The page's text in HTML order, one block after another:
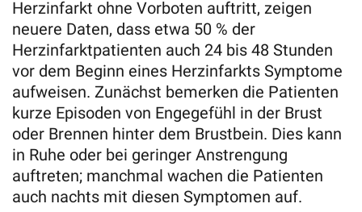
Herzinfarkt ohne Vorboten auftritt, zeigen
neuere Daten, dass etwa 50 % der
Herzinfarktpatienten auch 24 bis 48 Stunden
vor dem Beginn eines Herzinfarkts Symptome
aufweisen. Zunächst bemerken die Patienten
kurze Episoden von Engegefühl in der Brust
oder Brennen hinter dem Brustbein. Dies kann
in Ruhe oder bei geringer Anstrengung
auftreten; manchmal wachen die Patienten
auch nachts mit diesen Symptomen auf.